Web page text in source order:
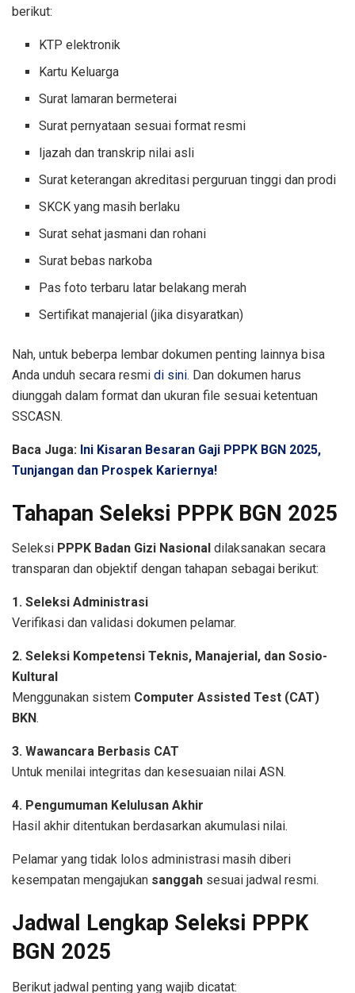
berikut:
KTP elektronik
Kartu Keluarga
Surat lamaran bermeterai
Surat pernyataan sesuai format resmi
Ijazah dan transkrip nilai asli
Surat keterangan akreditasi perguruan tinggi dan prodi
SKCK yang masih berlaku
Surat sehat jasmani dan rohani
Surat bebas narkoba
Pas foto terbaru latar belakang merah
Sertifikat manajerial (jika disyaratkan)
Nah, untuk beberpa lembar dokumen penting lainnya bisa
Anda unduh secara resmi di sini. Dan dokumen harus
diunggah dalam format dan ukuran file sesuai ketentuan
SSCASN.
Baca Juga: Ini Kisaran Besaran Gaji PPPK BGN 2025,
Tunjangan dan Prospek Kariernya!
Tahapan Seleksi PPPK BGN 2025
Seleksi PPPK Badan Gizi Nasional dilaksanakan secara
transparan dan objektif dengan tahapan sebagai berikut:
1. Seleksi Administrasi
Verifikasi dan validasi dokumen pelamar.
2. Seleksi Kompetensi Teknis, Manajerial, dan Sosio-
Kultural
Menggunakan sistem Computer Assisted Test (CAT)
BKN.
3. Wawancara Berbasis CAT
Untuk menilai integritas dan kesesuaian nilai ASN.
4. Pengumuman Kelulusan Akhir
Hasil akhir ditentukan berdasarkan akumulasi nilai.
Pelamar yang tidak lolos administrasi masih diberi
kesempatan mengajukan sanggah sesuai jadwal resmi.
Jadwal Lengkap Seleksi PPPK
BGN 2025
Berikut jadwal penting yang wajib dicatat: